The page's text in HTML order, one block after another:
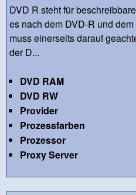
DVD R steht für
es nach dem DVD-R und
muss einerseits darauf
der D...
DVD RAM
DVD RW
Provider
Prozessfarben
Prozessor
Proxy Server